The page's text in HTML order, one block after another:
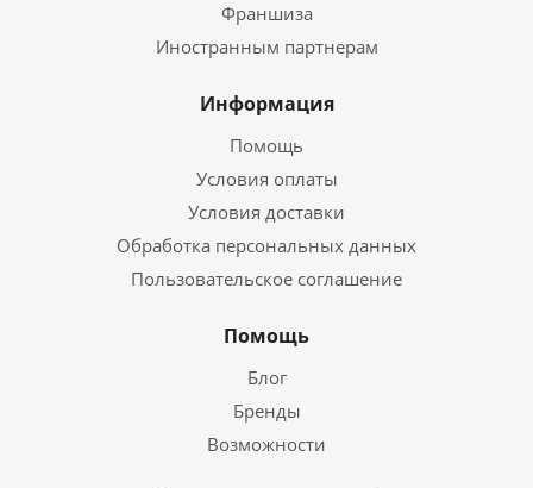
Франшиза
Иностранным партнерам
Информация
Помощь
Условия оплаты
Условия доставки
Обработка персональных данных
Пользовательское соглашение
Помощь
Блог
Бренды
Возможности